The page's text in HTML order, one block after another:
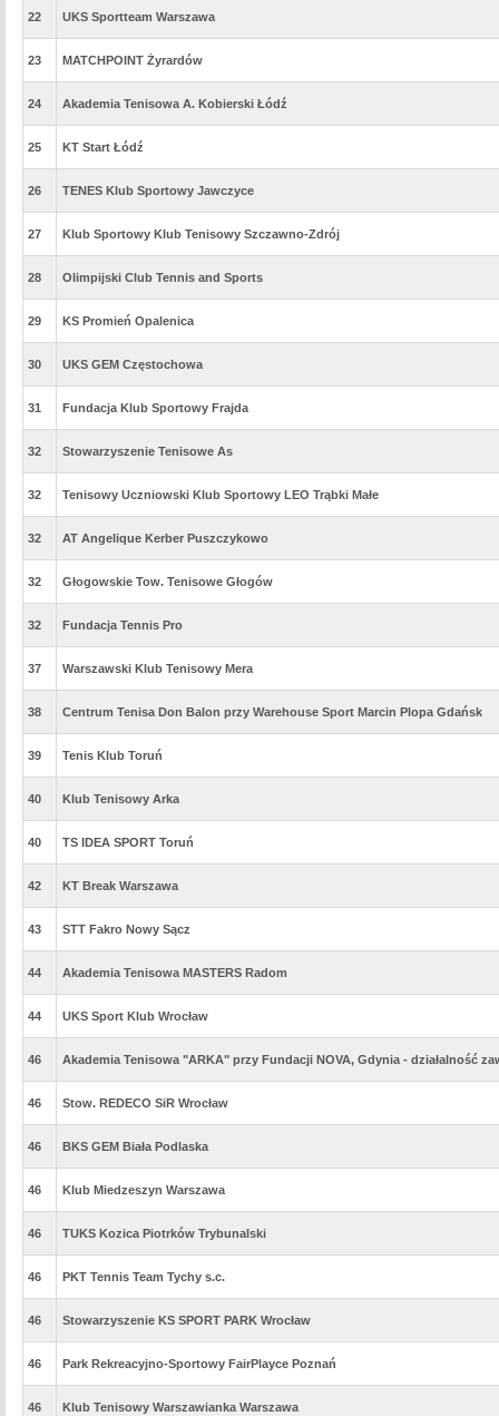
22 UKS Sportteam Warszawa
23 MATCHPOINT Żyrardów
24 Akademia Tenisowa A. Kobierski Łódź
25 KT Start Łódź
26 TENES Klub Sportowy Jawczyce
27 Klub Sportowy Klub Tenisowy Szczawno-Zdrój
28 Olimpijski Club Tennis and Sports
29 KS Promień Opalenica
30 UKS GEM Częstochowa
31 Fundacja Klub Sportowy Frajda
32 Stowarzyszenie Tenisowe As
32 Tenisowy Uczniowski Klub Sportowy LEO Trąbki Małe
32 AT Angelique Kerber Puszczykowo
32 Głogowskie Tow. Tenisowe Głogów
32 Fundacja Tennis Pro
37 Warszawski Klub Tenisowy Mera
38 Centrum Tenisa Don Balon przy Warehouse Sport Marcin Plopa Gdańsk
39 Tenis Klub Toruń
40 Klub Tenisowy Arka
40 TS IDEA SPORT Toruń
42 KT Break Warszawa
43 STT Fakro Nowy Sącz
44 Akademia Tenisowa MASTERS Radom
44 UKS Sport Klub Wrocław
46 Akademia Tenisowa "ARKA" przy Fundacji NOVA, Gdynia - działalność
46 Stow. REDECO SiR Wrocław
46 BKS GEM Biała Podlaska
46 Klub Miedzeszyn Warszawa
46 TUKS Kozica Piotrków Trybunalski
46 PKT Tennis Team Tychy s.c.
46 Stowarzyszenie KS SPORT PARK Wrocław
46 Park Rekreacyjno-Sportowy FairPlayce Poznań
46 Klub Tenisowy Warszawianka Warszawa